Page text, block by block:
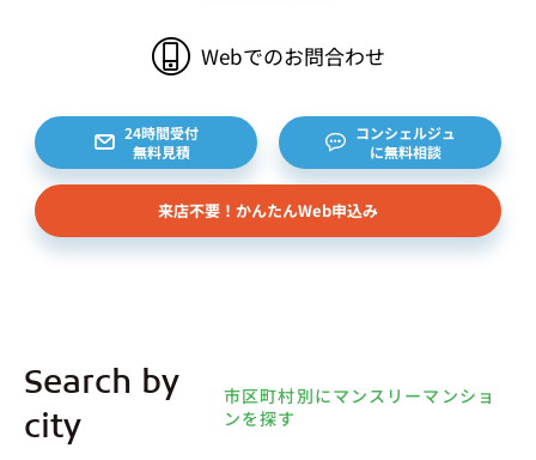
積書等をもとに登録されます。 （2）弊社と賃貸
借契約を締結している不動産所有者様および所有者
約等のお問合せをいただいた個人または企業、イン
ターネット上の不動産オーナーサイト等からの査定
依頼者、 公開情報などから取得した不動産所有者
様（以下総称して「オーナー様」といいます）の個
人情報を取得します。取得する個人情報は、上記
下記（1）～（13）における利用目的のために利用
し、また、利用目的を達成するために必要な範囲で
Webでのお問合わせ
24時間受付
無料見積
コンシェルジュ
に無料相談
来店不要！かんたんWeb申込み
Search by
city
市区町村別にマンスリーマンショ
ンを探す